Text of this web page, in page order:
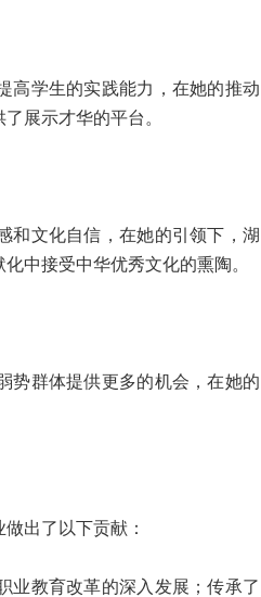
学生的实践能力，在她的推动
展示才华的平台。
文化自信，在她的引领下，湖
中接受中华优秀文化的熏陶。
群体提供更多的机会，在她的
出了以下贡献：
教育改革的深入发展；传承了